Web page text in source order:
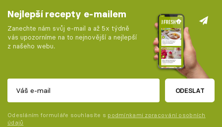
Nejlepší recepty e-mailem
Zanechte nám svůj e-mail a až 5x týdně
vás upozorníme na to nejnovější a nejlepší
z našeho webu.
ODESLAT
Odesláním formuláře souhlasíte s podmínkami zpracování osobních
údajů